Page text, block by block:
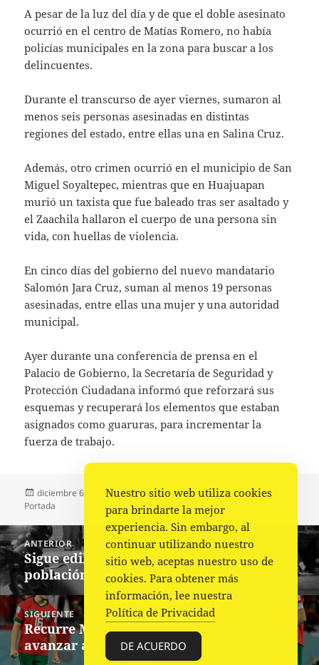
A pesar de la luz del día y de que el doble asesinato
ocurrió en el centro de Matías Romero, no había
policías municipales en la zona para buscar a los
delincuentes.
Durante el transcurso de ayer viernes, sumaron al
menos seis personas asesinadas en distintas
regiones del estado, entre ellas una en Salina Cruz.
Además, otro crimen ocurrió en el municipio de San
Miguel Soyaltepec, mientras que en Huajuapan
murió un taxista que fue baleado tras ser asaltado y
el Zaachila hallaron el cuerpo de una persona sin
vida, con huellas de violencia.
En cinco días del gobierno del nuevo mandatario
Salomón Jara Cruz, suman al menos 19 personas
asesinadas, entre ellas una mujer y una autoridad
municipal.
Ayer durante una conferencia de prensa en el
Palacio de Gobierno, la Secretaría de Seguridad y
Protección Ciudadana informó que reforzará sus
esquemas y recuperará los elementos que estaban
asignados como guaruras, para incrementar la
fuerza de trabajo.
Publicado
el
diciembre 6, 2022 Autor
La redacción Categorías
Municipios,Policiaca
Portada
Navegación
de
entradas
ANTERIOR
Entrada
anterior:
Sigue edil de Salina Cruz sin proteger a la
población y hoy otro ejecutado
SIGUIENTE
Siguiente
entrada:
Recurre Marruecos a los penales para
avanzar a Cuartos
Nuestro sitio web utiliza cookies
para brindarte la mejor
experiencia. Sin embargo, al
continuar utilizando nuestro
sitio web, aceptas nuestro uso de
cookies. Para obtener más
información, lee nuestra
Política de Privacidad
DE ACUERDO